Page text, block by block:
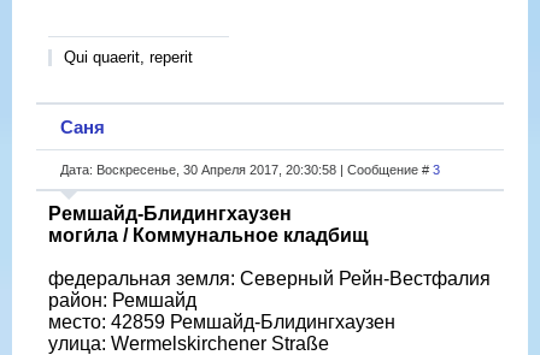
Qui quaerit, reperit
Саня
Дата: Воскресенье, 30 Апреля 2017, 20:30:58 | Сообщение # 3
Ремшайд-Блидингхаузен
моги́ла / Коммунальное кладбищ
федеральная земля: Северный Рейн-Вестфалия
район: Ремшайд
место: 42859 Ремшайд-Блидингхаузен
улица: Wermelskirchener Straße